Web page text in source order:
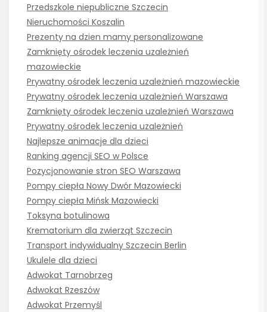
Przedszkole niepubliczne Szczecin
Nieruchomości Koszalin
Prezenty na dzien mamy personalizowane
Zamknięty ośrodek leczenia uzależnień
mazowieckie
Prywatny ośrodek leczenia uzależnień mazowieckie
Prywatny ośrodek leczenia uzależnień Warszawa
Zamknięty ośrodek leczenia uzależnień Warszawa
Prywatny ośrodek leczenia uzależnień
Najlepsze animacje dla dzieci
Ranking agencji SEO w Polsce
Pozycjonowanie stron SEO Warszawa
Pompy ciepła Nowy Dwór Mazowiecki
Pompy ciepła Mińsk Mazowiecki
Toksyna botulinowa
Krematorium dla zwierząt Szczecin
Transport indywidualny Szczecin Berlin
Ukulele dla dzieci
Adwokat Tarnobrzeg
Adwokat Rzeszów
Adwokat Przemyśl